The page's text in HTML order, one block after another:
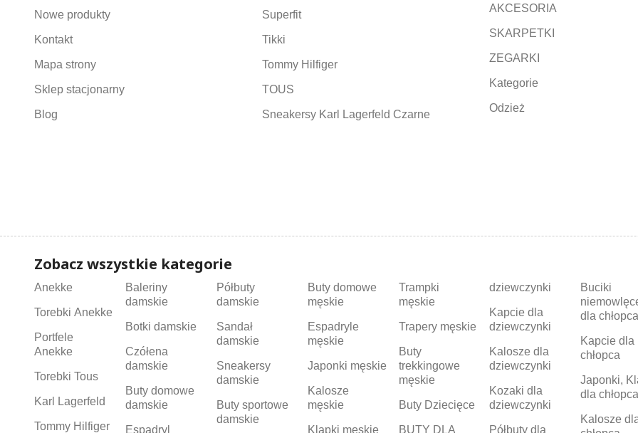
Nowe produkty
Kontakt
Mapa strony
Sklep stacjonarny
Blog
Superfit
Tikki
Tommy Hilfiger
TOUS
Sneakersy Karl Lagerfeld Czarne
AKCESORIA
SKARPETKI
ZEGARKI
Kategorie
Odzież
Zobacz wszystkie kategorie
Anekke
Torebki Anekke
Portfele
Anekke
Torebki Tous
Karl Lagerfeld
Tommy Hilfiger
Baleriny
damskie
Botki damskie
Czółena
damskie
Buty domowe
damskie
Espadryl
Półbuty
damskie
Sandał
damskie
Sneakersy
damskie
Buty sportowe
damskie
Buty domowe
męskie
Espadryle
męskie
Japonki męskie
Kalosze
męskie
Klapki męskie
Trampki
męskie
Trapery męskie
Buty
trekkingowe
męskie
Buty Dziecięce
BUTY DLA
dziewczynki
Kapcie dla
dziewczynki
Kalosze dla
dziewczynki
Kozaki dla
dziewczynki
Półbuty dla
Buciki
dla chłopca
Kapcie dla
chłopca
Japonki,
dla chłopca
Kalosze